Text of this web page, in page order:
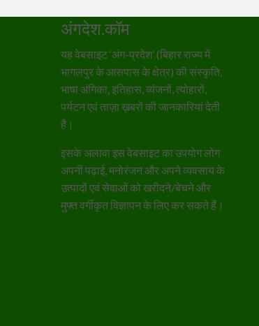
अंगदेश.कॉम
यह वेबसाइट ‘अंग-प्रदेश’ (बिहार राज्य में
भागलपुर के आसपास के क्षेत्र) की संस्कृति,
भाषा अंगिका, इतिहास, व्यंजनों, त्योहारों,
पर्यटन एवं ताज़ा ख़बरों की जानकारियां देती
है।
इसके अलावा इस वेबसाइट का उपयोग लोग
अपनी पढ़ाई, मनोरंजन और अपने व्यवसाय के
उत्पादों एवं सेवाओं को खरीदने/बेचने और
मुफ्त वर्गीकृत विज्ञापन के लिए कर सकते हैं।